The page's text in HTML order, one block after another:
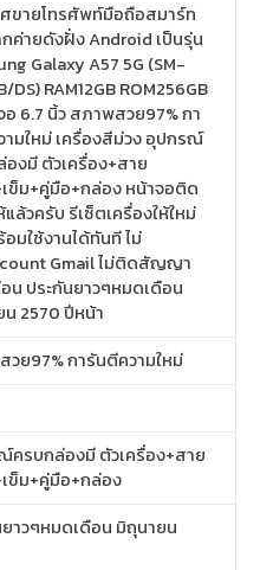
ศขายโทรศัพท์มือถือสมาร์ท
ค่ายดังฝั่ง Android เป็นรุ่น
Galaxy A57 5G (SM-
DS) RAM12GB ROM256GB
6.7 นิ้ว สภาพสวย97% กา
ามใหม่ เครื่องสีม่วง อุปกรณ์
งมี ตัวเครื่อง+สาย
เข็ม+คู่มือ+กล่อง หน้าจอติด
ล้วครับ รีเซ็ตเครื่องให้ใหม่
มใช้งานได้ทันที ไม่
Gmail ไม่ติดสัญญา
น ประกันยาวๆหมดเดือน
2570 ปีหน้า
วย97% การันตีความใหม่
ครบกล่องมี ตัวเครื่อง+สาย
ข็ม+คู่มือ+กล่อง
าวๆหมดเดือน มิถุนายน